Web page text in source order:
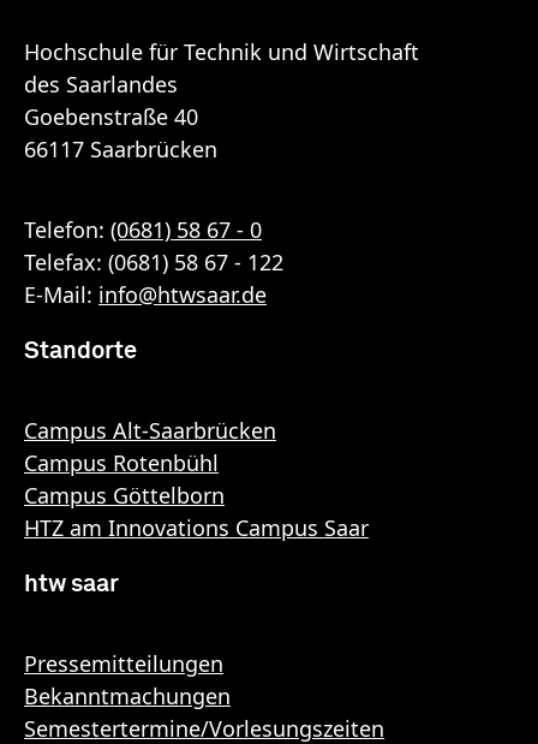
Hochschule für Technik und Wirtschaft
des Saarlandes
Goebenstraße 40
66117 Saarbrücken
Telefon: (0681) 58 67 - 0
Telefax: (0681) 58 67 - 122
E-Mail: info@htwsaar.de
Standorte
Campus Alt-Saarbrücken
Campus Rotenbühl
Campus Göttelborn
HTZ am Innovations Campus Saar
htw saar
Pressemitteilungen
Bekanntmachungen
Semestertermine/Vorlesungszeiten